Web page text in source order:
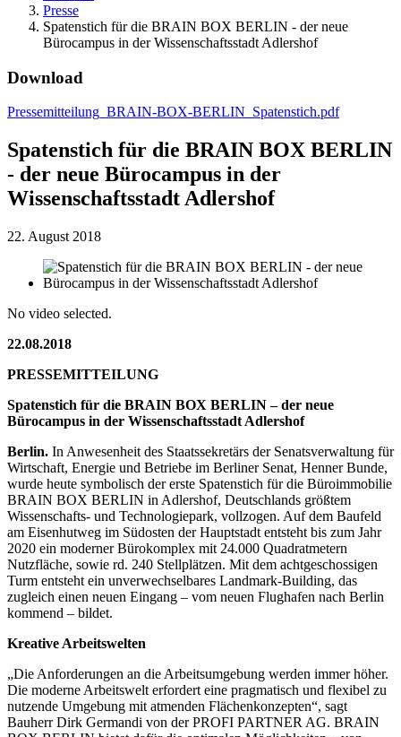
Presse
Spatenstich für die BRAIN BOX BERLIN - der neue
Bürocampus in der Wissenschaftsstadt Adlershof
Download
Pressemitteilung_BRAIN-BOX-BERLIN_Spatenstich.pdf
Spatenstich für die BRAIN BOX BERLIN
- der neue Bürocampus in der
Wissenschaftsstadt Adlershof
22. August 2018
No video selected.
22.08.2018
PRESSEMITTEILUNG
Spatenstich für die BRAIN BOX BERLIN – der neue
Bürocampus in der Wissenschaftsstadt Adlershof
Berlin. In Anwesenheit des Staatssekretärs der Senatsverwaltung für
Wirtschaft, Energie und Betriebe im Berliner Senat, Henner Bunde,
wurde heute symbolisch der erste Spatenstich für die Büroimmobilie
BRAIN BOX BERLIN in Adlershof, Deutschlands größtem
Wissenschafts- und Technologiepark, vollzogen. Auf dem Baufeld
am Eisenhutweg im Südosten der Hauptstadt entsteht bis zum Jahr
2020 ein moderner Bürokomplex mit 24.000 Quadratmetern
Nutzfläche, sowie rd. 240 Stellplätzen. Mit dem achtgeschossigen
Turm entsteht ein unverwechselbares Landmark-Building, das
zugleich einen neuen Eingang – vom neuen Flughafen nach Berlin
kommend – bildet.
Kreative Arbeitswelten
„Die Anforderungen an die Arbeitsumgebung werden immer höher.
Die moderne Arbeitswelt erfordert eine pragmatisch und flexibel zu
nutzende Umgebung mit atmenden Flächenkonzepten“, sagt
Bauherr Dirk Germandi von der PROFI PARTNER AG. BRAIN